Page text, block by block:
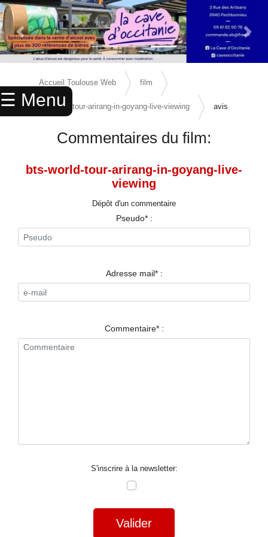
☰ Menu
× ACCUEIL
ANNUAIRE
CINEMA
MARIAGES
SPECTACLES
Previous Slide Next
Accueil Toulouse Web film
bts-world-tour-arirang-in-goyang-live-viewing avis
Commentaires du film:
bts-world-tour-arirang-in-goyang-live-
viewing
Dépôt d'un commentaire
Pseudo* :
Adresse mail* :
Commentaire* :
S'inscrire à la newsletter:
Valider